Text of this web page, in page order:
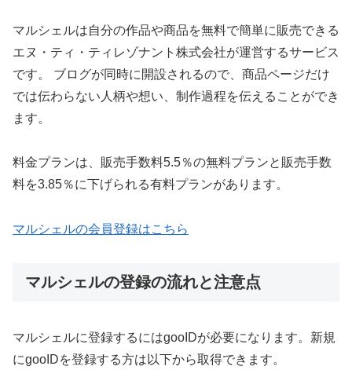
マルシェルは自分の作品や商品を無料で簡単に販売できる
エヌ・ティ・ティレゾナント株式会社が運営するサービス
です。 ブログが同時に開設されるので、商品ページだけ
では伝わらない人柄や想い、制作過程を伝えることができ
ます。
料金プランは、販売手数料5.5％の無料プランと販売手数
料を3.85％に下げられる有料プランがあります。
マルシェルの会員登録はこちら
マルシェルの登録の流れと注意点
マルシェルに登録するにはgooIDが必要になります。新規
にgooIDを登録する方は以下から取得できます。